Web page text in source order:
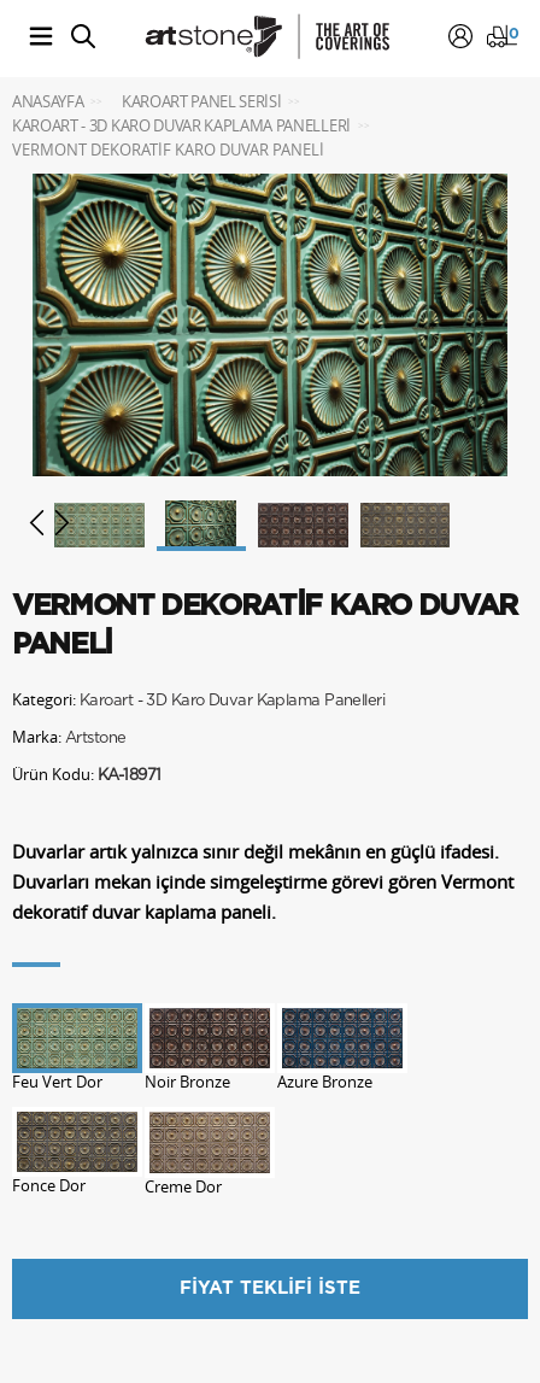
0
ANASAYFA KAROART PANEL SERISI
KAROART - 3D KARO DUVAR KAPLAMA PANELLERI
VERMONT DEKORATİF KARO DUVAR PANELİ
VERMONT DEKORATİF KARO DUVAR
PANELİ
Kategori: Karoart - 3D Karo Duvar Kaplama Panelleri
Marka: Artstone
Ürün Kodu: KA-18971
Duvarlar artık yalnızca sınır değil mekânın en güçlü ifadesi.
Duvarları mekan içinde simgeleştirme görevi gören Vermont
dekoratif duvar kaplama paneli.
Feu Vert Dor Noir Bronze Azure Bronze
Fonce Dor Creme Dor
FİYAT TEKLİFİ İSTE